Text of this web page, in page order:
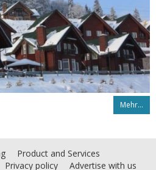
Mehr…
Product and Services
Privacy policy Advertise with us